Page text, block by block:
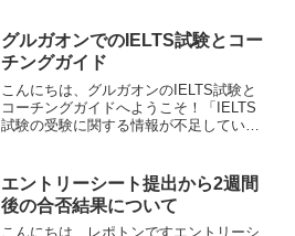
記事は次のような人におすすめ！就活を
始めたばかりの方6月...
グルガオンでのIELTS試験とコー
チングガイド
こんにちは、グルガオンのIELTS試験と
コーチングガイドへようこそ！「IELTS
試験の受験に関する情報が不足してい
でしょうか？そこで今回は、グルガオン
でのIELTS試験...
エントリーシート提出から2週間
後の合否結果について
こんにちは、レポトンですエントリーシ